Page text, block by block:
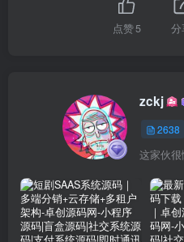
点赞5 分
zckj
2638
这家伙